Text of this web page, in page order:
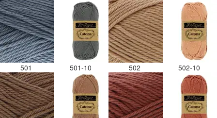
501 501-10 502 502-10